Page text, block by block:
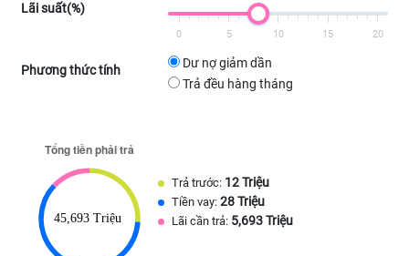
Lãi suất(%)
0 5 10 15 20
Phương thức tính
Dư nợ giảm dần
Trả đều hàng tháng
Trả trước: 12 Triệu
Tiền vay: 28 Triệu
Lãi cần trả: 5,693 Triệu